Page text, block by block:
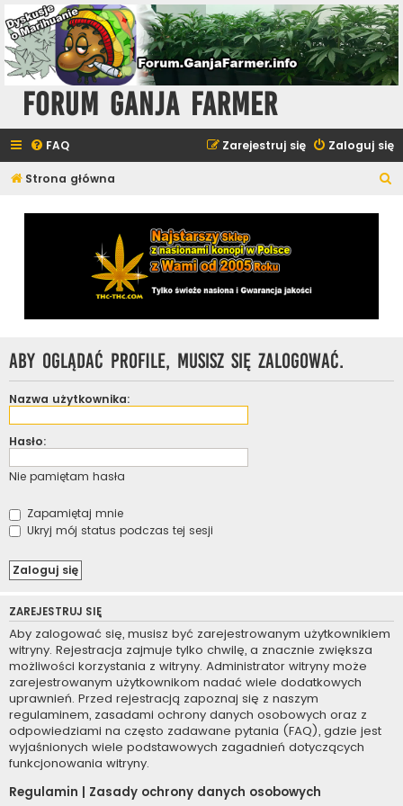
Forum Ganja Farmer
FAQ Zaloguj się
Zarejestruj się
Strona główna
Aby oglądać profile, musisz się zalogować.
Nazwa użytkownika:
Hasło:
Nie pamiętam hasła
Zapamiętaj mnie
Ukryj mój status podczas tej sesji
ZAREJESTRUJ SIĘ
Aby zalogować się, musisz być zarejestrowanym użytkownikiem
witryny. Rejestracja zajmuje tylko chwilę, a znacznie zwiększa
możliwości korzystania z witryny. Administrator witryny może
zarejestrowanym użytkownikom nadać wiele dodatkowych
uprawnień. Przed rejestracją zapoznaj się z naszym
regulaminem, zasadami ochrony danych osobowych oraz z
odpowiedziami na często zadawane pytania (FAQ), gdzie jest
wyjaśnionych wiele podstawowych zagadnień dotyczących
funkcjonowania witryny.
Regulamin | Zasady ochrony danych osobowych